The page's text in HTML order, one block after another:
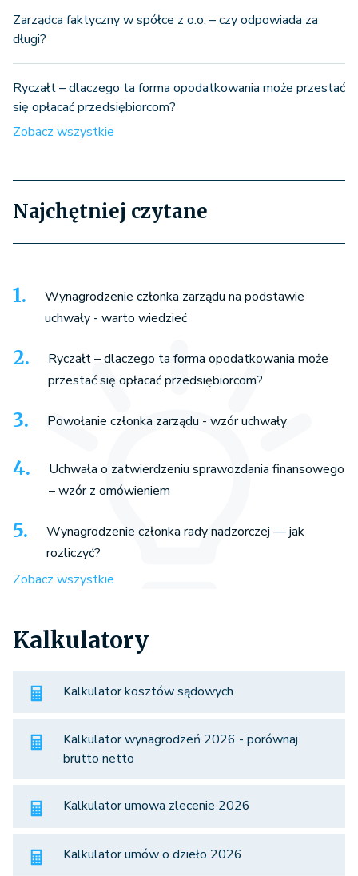
Zarządca faktyczny w spółce z o.o. – czy odpowiada za
długi?
Ryczałt – dlaczego ta forma opodatkowania może przestać
się opłacać przedsiębiorcom?
Zobacz wszystkie
Najchętniej czytane
Wynagrodzenie członka zarządu na podstawie
uchwały - warto wiedzieć
Ryczałt – dlaczego ta forma opodatkowania może
przestać się opłacać przedsiębiorcom?
Powołanie członka zarządu - wzór uchwały
Uchwała o zatwierdzeniu sprawozdania finansowego
– wzór z omówieniem
Wynagrodzenie członka rady nadzorczej — jak
rozliczyć?
Zobacz wszystkie
Kalkulatory
Kalkulator kosztów sądowych
Kalkulator wynagrodzeń 2026 - porównaj
brutto netto
Kalkulator umowa zlecenie 2026
Kalkulator umów o dzieło 2026